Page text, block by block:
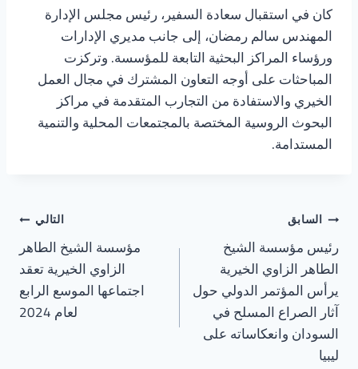
كان في استقبال سعادة السفير، رئيس مجلس الإدارة
المهندس سالم رمضان، إلى جانب مديري الإدارات
ورؤساء المراكز البحثية التابعة للمؤسسة. وتركزت
المباحثات على أوجه التعاون المشترك في مجال العمل
الخيري والاستفادة من التجارب المتقدمة في مراكز
البحوث الروسية المختصة بالمجتمعات المحلية والتنمية
المستدامة.
السابق
رئيس مؤسسة الشيخ
الطاهر الزاوي الخيرية
يرأس المؤتمر الدولي حول
آثار الصراع المسلح في
السودان وانعكاساته على
ليبيا
التالي
مؤسسة الشيخ الطاهر
الزاوي الخيرية تعقد
اجتماعها الموسع الرابع
لعام 2024